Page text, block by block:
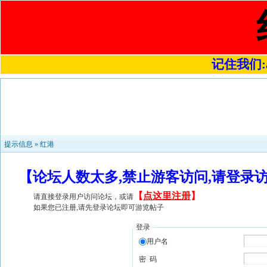
记住我们
提示信息 » 红港
【论坛人数太多,禁止游客访问,请登
请直接登录用户访问论坛，或请 【 点这里注册】
如果您已注册,请先登录论坛即可游览帖子
登录
用户名
密 码